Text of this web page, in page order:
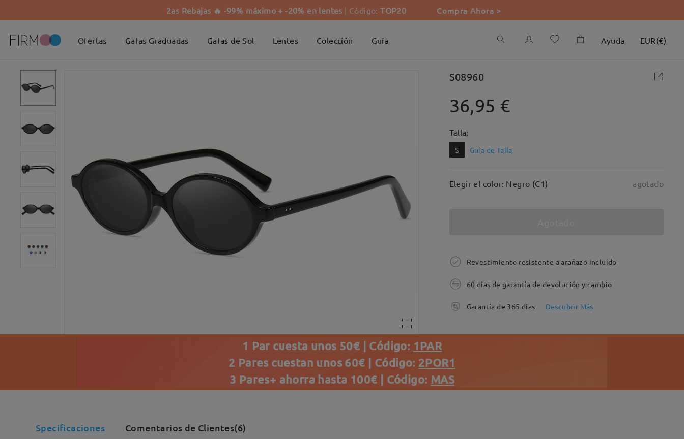
2as Rebajas 🔥 -99% máximo + -20% en lentes | Código:TOP20 Compra Ahora >
Ofertas Gafas Graduadas Gafas de Sol Lentes Colección Guía Ayuda EUR(€)
S08960
36,95 €
Talla:
S Guía de Talla
Elegir el color: Negro (C1) agotado
Revestimiento resistente a arañazo incluído
60 días de garantía de devolución y cambio
Garantía de 365 días Descubrir Más
1 Par cuesta unos 50€ | Código: 1PAR
2 Pares cuestan unos 60€ | Código: 2POR1
3 Pares+ ahorra hasta 100€ | Código: MAS
Specificaciones Comentarios de Clientes(6)